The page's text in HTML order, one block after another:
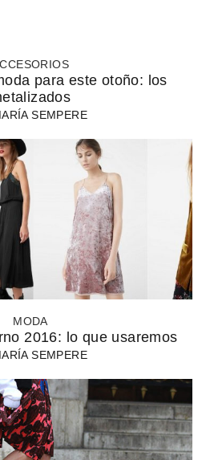
para este otoño: los
SEMPERE
MODA
2016: lo que usaremos
SEMPERE